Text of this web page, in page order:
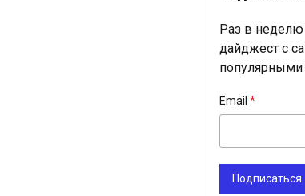
Раз в
дайджест с
популярными
Email
Подписаться